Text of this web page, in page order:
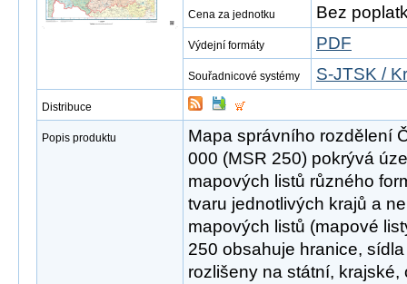
Cena za jednotku Bez
Výdejní formáty PDF
Souřadnicové systémy S-JTSK /
Distribuce
Popis produktu
Mapa správního rozdělení
000 (MSR 250) pokrývá
mapových listů různého
tvaru jednotlivých krajů a
mapových listů (mapové
250 obsahuje hranice,
rozlišeny na státní, krajské,